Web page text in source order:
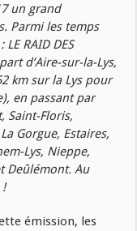
un grand
Parmi les temps
RAID DES
d’Aire-sur-la-Lys,
km sur la Lys pour
en passant par
Saint-Floris,
Gorgue, Estaires,
Lys, Nieppe,
Deûlémont. Au
!
émission, les